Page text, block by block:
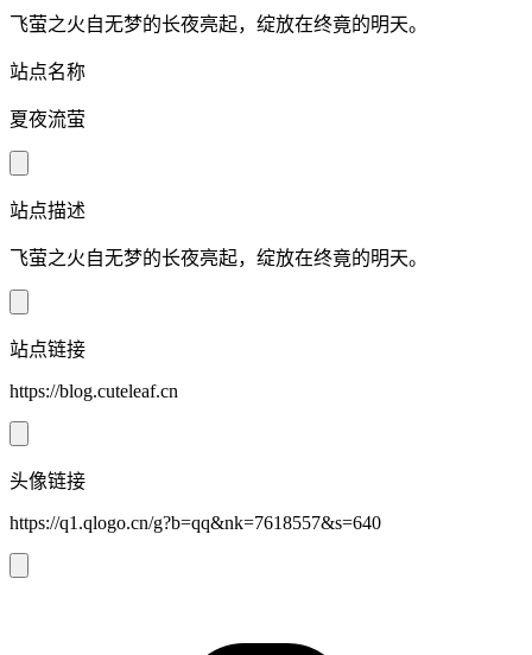
飞萤之火自无梦的长夜亮起，绽放在终竟的明天。
站点名称
夏夜流萤
站点描述
飞萤之火自无梦的长夜亮起，绽放在终竟的明天。
站点链接
https://blog.cuteleaf.cn
头像链接
https://q1.qlogo.cn/g?b=qq&nk=7618557&s=640